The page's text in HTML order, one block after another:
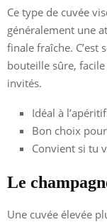
Ce type de cuvée
généralement une
finale fraîche.
bouteille sûre,
invités.
Idéal à
Bon choix
Convient si tu
Le
Une cuvée élevée